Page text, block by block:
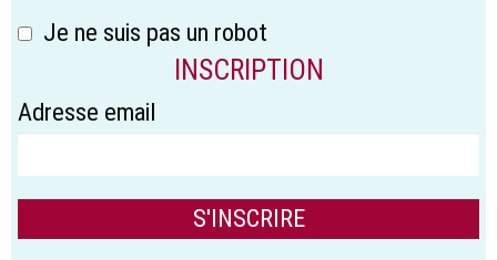
Je ne suis pas un robot
INSCRIPTION
Adresse email